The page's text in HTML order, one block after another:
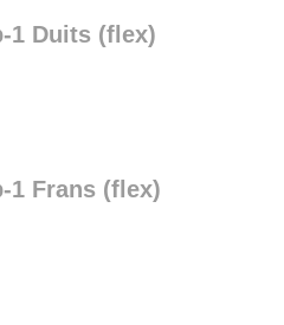
1 Duits (flex)
1 Frans (flex)